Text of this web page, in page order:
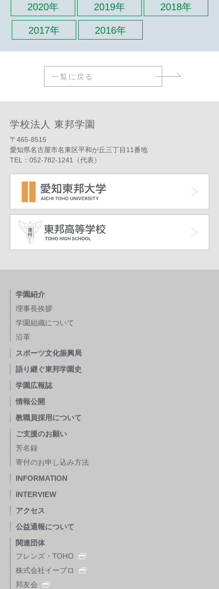
2020年 2019年 2018年
2017年 2016年
一覧に戻る
学校法人 東邦学園
〒465-8515
愛知県名古屋市名東区平和が丘三丁目11番地
TEL：052-782-1241（代表）
学園紹介
理事長挨拶
学園組織について
沿革
スポーツ文化振興局
語り継ぐ東邦学園史
学園広報誌
情報公開
教職員採用について
ご支援のお願い
芳名録
寄付のお申し込み方法
INFORMATION
INTERVIEW
アクセス
公益通報について
関連団体
フレンズ・TOHO
株式会社イープロ
邦友会